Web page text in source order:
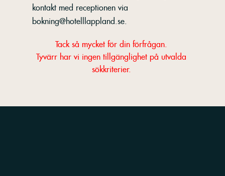
kontakt med receptionen via
bokning@hotelllappland.se.
Tack så mycket för din förfrågan.
Tyvärr har vi ingen tillgänglighet på utvalda
sökkriterier.